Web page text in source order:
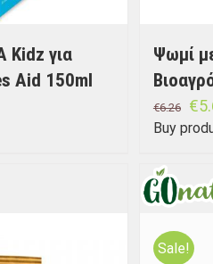
Kidz για
Aid 150ml
Ψωμί
€6.26 €
Buy
Sale!